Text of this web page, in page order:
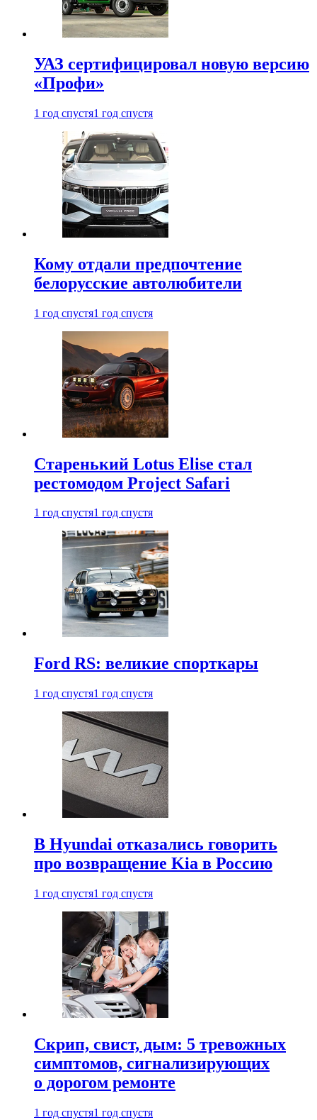
УАЗ сертифицировал новую версию
«Профи»
1 год спустя1 год спустя
Кому отдали предпочтение
белорусские автолюбители
1 год спустя1 год спустя
Старенький Lotus Elise стал
рестомодом Project Safari
1 год спустя1 год спустя
Ford RS: великие спорткары
1 год спустя1 год спустя
В Hyundai отказались говорить
про возвращение Kia в Россию
1 год спустя1 год спустя
Скрип, свист, дым: 5 тревожных
симптомов, сигнализирующих
о дорогом ремонте
1 год спустя1 год спустя